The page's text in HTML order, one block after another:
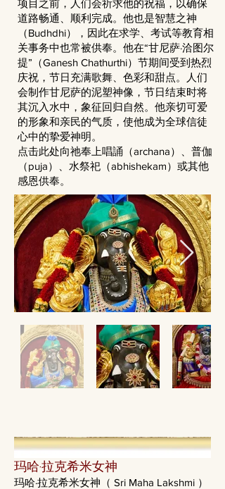
项目之前，人们会祈求他的祝福，以确保
道路畅通、顺利完成。他也是智慧之神
（Budhdhi），因此在求学、考试等教育相
关事务中也常被供奉。他在“甘尼萨·洽图尔
提”（Ganesh Chathurthi）节期间受到热烈
庆祝，节日充满歌舞、色彩和甜点。人们
会制作甘尼萨的泥塑神像，节日结束时将
其沉入水中，象征回归自然。他亲切可爱
的形象和亲民的气质，使他成为全球信徒
心中的挚爱神明。
点击此处向祂奉上唱誦（archana）、普伽
（puja）、水祭祀（abhishekam）或其他
感恩供奉。
玛哈·拉克希米女神
玛哈·拉克希米女神（ Sri Maha Lakshmi ）